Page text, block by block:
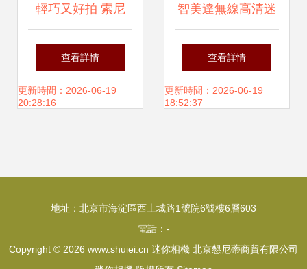
輕巧又好拍 索尼
ZV-E10 II + E 16-
50mm F3.5-5.6
查看詳情
更新時間：2026-06-19
20:28:16
智美達無線高清迷
你攝像機國內亮相
小巧機身中的影像
查看詳情
更新時間：2026-06-19
18:52:37
地址：北京市海淀區西土城路1號院6號樓6層603
電話：-
Copyright © 2026 www.shuiei.cn 迷你相機 北京懇尼蒂商貿有限公司